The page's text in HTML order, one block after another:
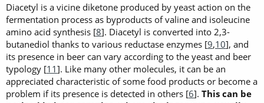
Diacetyl is a vicine diketone produced by yeast action on the
fermentation process as byproducts of valine and isoleucine
amino acid synthesis [8]. Diacetyl is converted into 2,3-
butanediol thanks to various reductase enzymes [9,10], and
its presence in beer can vary according to the yeast and beer
typology [11]. Like many other molecules, it can be an
appreciated characteristic of some food products or become a
problem if its presence is detected in others [6]. This can be